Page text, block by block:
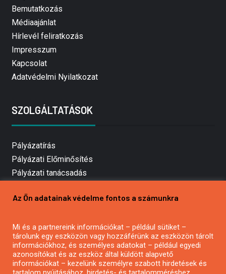
Bemutatkozás
Médiaajánlat
Hírlevél feliratkozás
Impresszum
Kapcsolat
Adatvédelmi Nyilatkozat
SZOLGÁLTATÁSOK
Pályázatírás
Pályázati Előminősítés
Pályázati tanácsadás
Mezőgazdasági pályázatírás
Pályázatírás civil szervezeteknek
Pályázatírás önkormányzatoknak
Pályázatfigyelés
Specifikus pályázatfigyelés vagy hírlevél
Az Ön adatainak védelme fontos a számunkra
Mi és a partnereink információkat – például sütiket –
tárolunk egy eszközön vagy hozzáférünk az eszközön tárolt
információkhoz, és személyes adatokat – például egyedi
azonosítókat és az eszköz által küldött alapvető
információkat – kezelünk személyre szabott hirdetések és